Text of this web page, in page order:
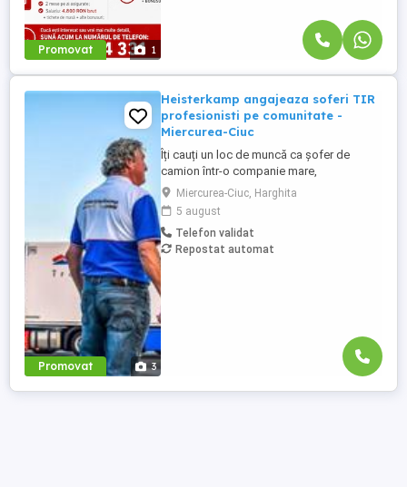
Promovat 1
Promovat 3
Heisterkamp angajeaza soferi TIR
profesionisti pe comunitate -
Miercurea-Ciuc
Îți cauți un loc de muncă ca șofer de
camion într-o companie mare,
internațională și stabilă? Atunci vino în
echipa Heisterkamp! Angajăm șoferi cu
sau fără experiență și echipaje pentru
transport internațional. Beneficii: training
de inițiere la începutul activității în cadrul
Miercurea-Ciuc, Harghita
5 august
Telefon validat
Repostat automat